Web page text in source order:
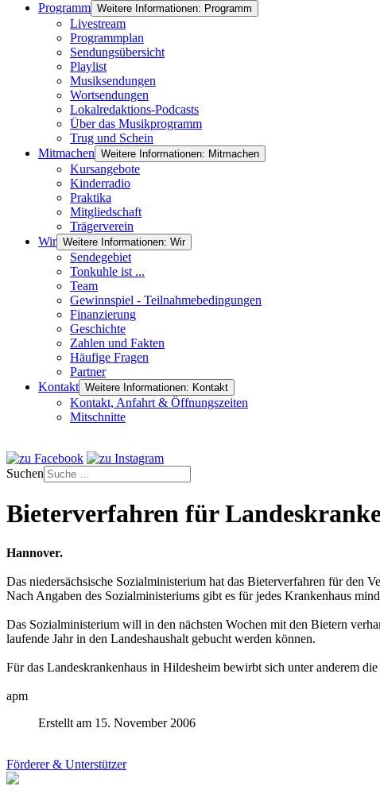
Programm Weitere Informationen: Programm
Livestream
Programmplan
Sendungsübersicht
Playlist
Musiksendungen
Wortsendungen
Lokalredaktions-Podcasts
Über das Musikprogramm
Trug und Schein
Mitmachen Weitere Informationen: Mitmachen
Kursangebote
Kinderradio
Praktika
Mitgliedschaft
Trägerverein
Wir Weitere Informationen: Wir
Sendegebiet
Tonkuhle ist ...
Team
Gewinnspiel - Teilnahmebedingungen
Finanzierung
Geschichte
Zahlen und Fakten
Häufige Fragen
Partner
Kontakt Weitere Informationen: Kontakt
Kontakt, Anfahrt & Öffnungszeiten
Mitschnitte
Suchen
Bieterverfahren für
Hannover.
Das niedersächsische Sozialministerium hat das Bieterverfahren für den
Nach Angaben des Sozialministeriums gibt es für jedes Krankenhaus
Das Sozialministerium will in den nächsten Wochen mit den Bietern
laufende Jahr in den Landeshaushalt gebucht werden können.
Für das Landeskrankenhaus in Hildesheim bewirbt sich unter anderem
apm
Erstellt am 15. November 2006
Förderer & Unterstützer